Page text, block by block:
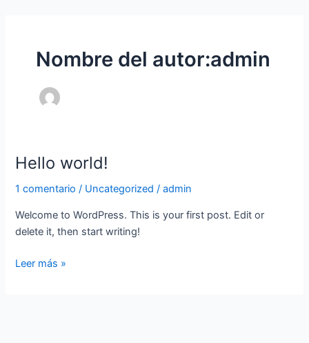
Nombre del autor:admin
Hello world!
1 comentario / Uncategorized /admin
Welcome to WordPress. This is your first post. Edit or
delete it, then start writing!
Hello
Leer más »